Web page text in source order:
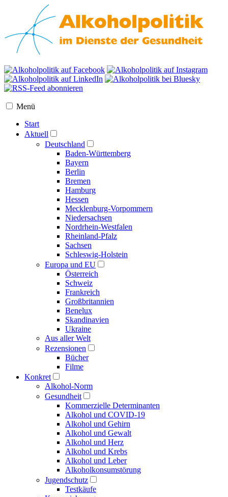
Menü
Start
Aktuell
Deutschland
Baden-Württemberg
Bayern
Berlin
Bremen
Hamburg
Hessen
Mecklenburg-Vorpommern
Niedersachsen
Nordrhein-Westfalen
Rheinland-Pfalz
Sachsen
Schleswig-Holstein
Europa und EU
Österreich
Schweiz
Frankreich
Großbritannien
Benelux
Skandinavien
Ukraine
Aus aller Welt
Rezensionen
Bücher
Filme
Konkret
Alkohol-Norm
Gesundheit
Kommerzielle Determinanten
Alkohol und COVID-19
Alkohol und Gehirn
Alkohol und Gewalt
Alkohol und Herz
Alkohol und Krebs
Alkohol und Leber
Alkoholkonsumstörung
Jugendschutz
Testkäufe